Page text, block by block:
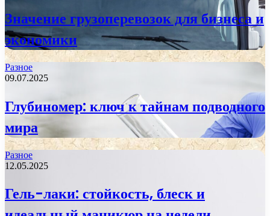
Значение грузоперевозок для бизнеса и
экономики
Разное
09.07.2025
Глубиномер: ключ к тайнам подводного
мира
Разное
12.05.2025
Гель-лаки: стойкость, блеск и